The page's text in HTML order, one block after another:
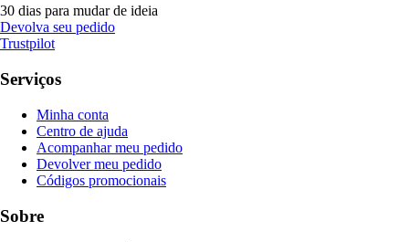
30 dias para mudar de ideia
Devolva seu pedido
Trustpilot
Serviços
Minha conta
Centro de ajuda
Acompanhar meu pedido
Devolver meu pedido
Códigos promocionais
Sobre